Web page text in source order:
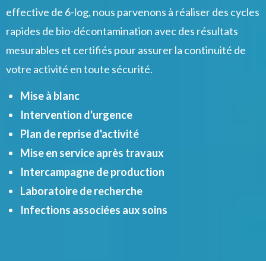
effective de 6-log, nous parvenons à réaliser des cycles
rapides de bio-décontamination avec des résultats
mesurables et certifiés pour assurer la continuité de
votre activité en toute sécurité.
Mise à blanc
Intervention d'urgence
Plan de reprise d'activité
Mise en service après travaux
Intercampagne de production
Laboratoire de recherche
Infections associées aux soins